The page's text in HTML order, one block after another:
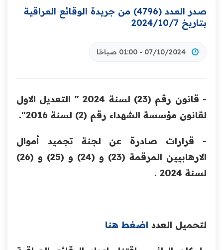
صدر العدد (4796) من جريدة الوقائع العراقية
بتاريخ 2024/10/7
07/10/2024 - 01:00 صباحًا
- قانون رقم (23) لسنة 2024 " التعديل الاول
لقانون مؤسسة الشهداء رقم (2) لسنة 2016".
- قرارات صادرة عن لجنة تجميد أموال
الارهابيين المرقمة (23) و (24) و (25) و (26)
لسنة 2024 .
لتحميل العدد اضغط هنا